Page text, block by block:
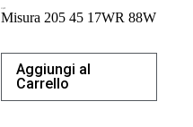
Misura 205 45 17WR 88W
Aggiungi al
Carrello